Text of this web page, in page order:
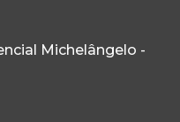
Michelângelo -